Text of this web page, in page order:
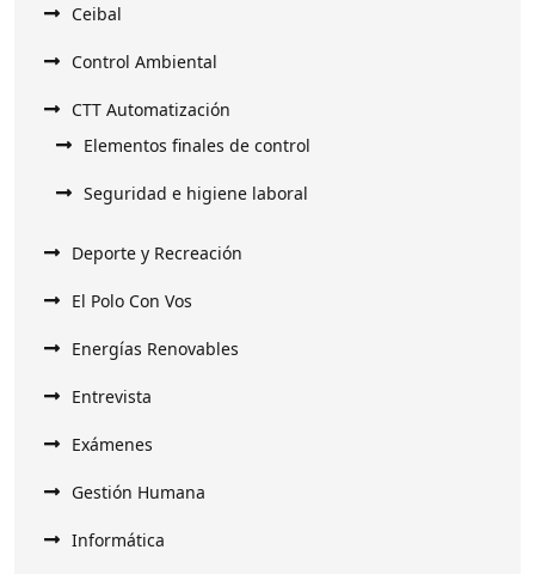
Ceibal
Control Ambiental
CTT Automatización
Elementos finales de control
Seguridad e higiene laboral
Deporte y Recreación
El Polo Con Vos
Energías Renovables
Entrevista
Exámenes
Gestión Humana
Informática